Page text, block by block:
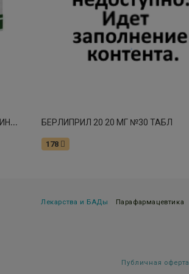
Э
НАЛАПРИЛ 10МГ. №20 ТАБ. /БИОСИНТЕЗ/ 8125 БЕРЛИПРИЛ 20 20 МГ №30 ТАБЛ
178
Лекарства и БАДы Парафармацевтика
Публичная оферта